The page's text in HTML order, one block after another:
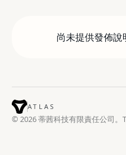
尚未提供發佈說
ATLAS
© 2026 蒂茜科技有限責任公司。